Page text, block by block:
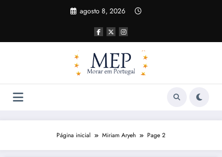
agosto 8, 2026
Página inicial Miriam Aryeh Page 2